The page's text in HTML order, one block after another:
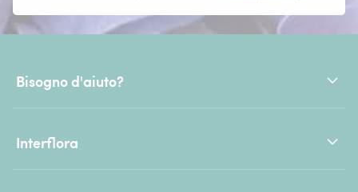
Bisogno d'aiuto?
Interflora